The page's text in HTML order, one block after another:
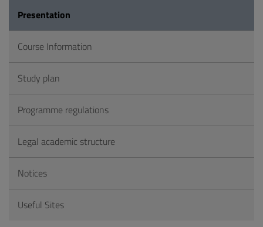
Presentation
Course Information
Study plan
Programme regulations
Legal academic structure
Notices
Useful Sites